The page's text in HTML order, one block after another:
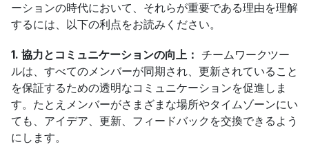
ーションの時代において、それらが重要である理由を理解
するには、以下の利点をお読みください。
1. 協力とコミュニケーションの向上： チームワークツー
ルは、すべてのメンバーが同期され、更新されていること
を保証するための透明なコミュニケーションを促進しま
す。たとえメンバーがさまざまな場所やタイムゾーンにい
ても、アイデア、更新、フィードバックを交換できるよう
にします。